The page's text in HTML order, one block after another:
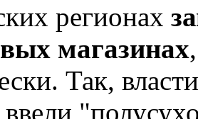
регионах
магазинах
Так,